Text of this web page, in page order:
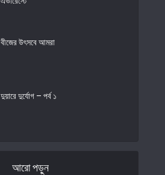
বীজের উৎসবে আমরা
দুয়ারে দুর্যোগ – পর্ব ১
আরো পড়ুন